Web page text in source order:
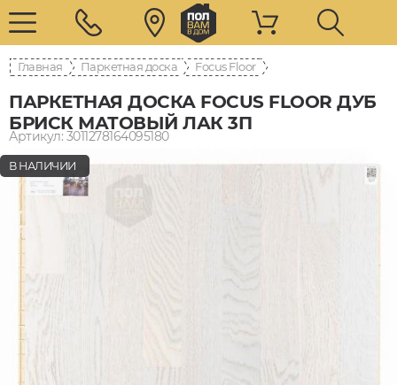
Главная Паркетная доска Focus Floor
ПАРКЕТНАЯ ДОСКА FOCUS FLOOR ДУБ
БРИСК МАТОВЫЙ ЛАК 3П
Артикул: 3011278164095180
В НАЛИЧИИ